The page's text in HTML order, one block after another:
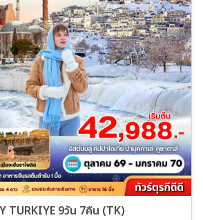
TURKIYE 9วัน 7คืน (TK)